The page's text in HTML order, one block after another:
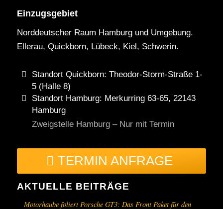
Einzugsgebiet
Norddeutscher Raum Hamburg und Umgebung.
Ellerau, Quickborn, Lübeck, Kiel, Schwerin.
Standort Quickborn: Theodor-Storm-Straße 1-
5 (Halle 8)
Standort Hamburg: Merkurring 63-65, 22143
Hamburg
Zweigstelle Hamburg – Nur mit Termin
TERMIN ANFRAGE
AKTUELLE BEITRÄGE
Motorhaube foliert Porsche GT3: Das Front Paket für den